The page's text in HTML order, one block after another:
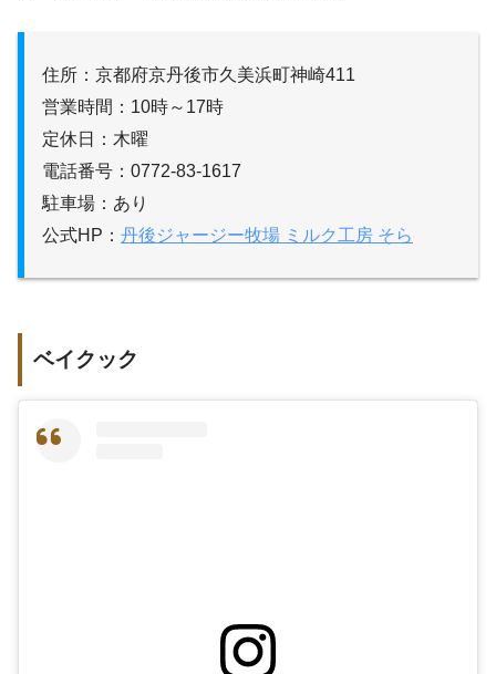
住所：京都府京丹後市久美浜町神崎411
営業時間：10時～17時
定休日：木曜
電話番号：0772-83-1617
駐車場：あり
公式HP： 丹後ジャージー牧場 ミルク工房 そら
ベイクック